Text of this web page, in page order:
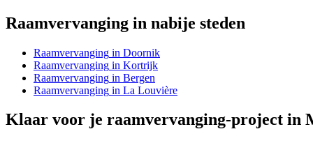
Raamvervanging in nabije steden
Raamvervanging in Doornik
Raamvervanging in Kortrijk
Raamvervanging in Bergen
Raamvervanging in La Louvière
Klaar voor je raamvervanging-project in